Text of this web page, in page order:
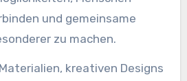
und gemeinsame
zu machen.
kreativen Designs